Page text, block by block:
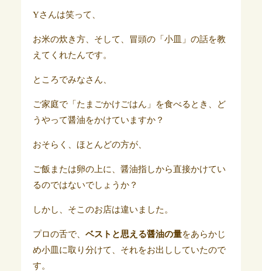
Yさんは笑って、
お米の炊き方、そして、冒頭の「小皿」の話を教
えてくれたんです。
ところでみなさん、
ご家庭で「たまごかけごはん」を食べるとき、ど
うやって醤油をかけていますか？
おそらく、ほとんどの方が、
ご飯または卵の上に、醤油指しから直接かけてい
るのではないでしょうか？
しかし、そこのお店は違いました。
プロの舌で、 ベストと思える醤油の量をあらかじ
め小皿に取り分けて、それをお出ししていたので
す。